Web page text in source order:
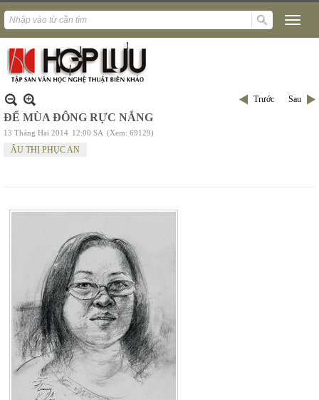
Trước Sau
ĐỂ MÙA ĐÔNG RỰC NẮNG
13 Tháng Hai 2014 12:00 SA (Xem: 69129)
ÂU THỊ PHỤC AN